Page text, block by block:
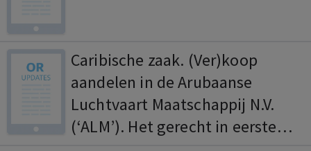
Caribische zaak. (Ver)koop
aandelen in de Arubaanse
Luchtvaart Maatschappij N.V.
(‘ALM’). Het gerecht in eerste